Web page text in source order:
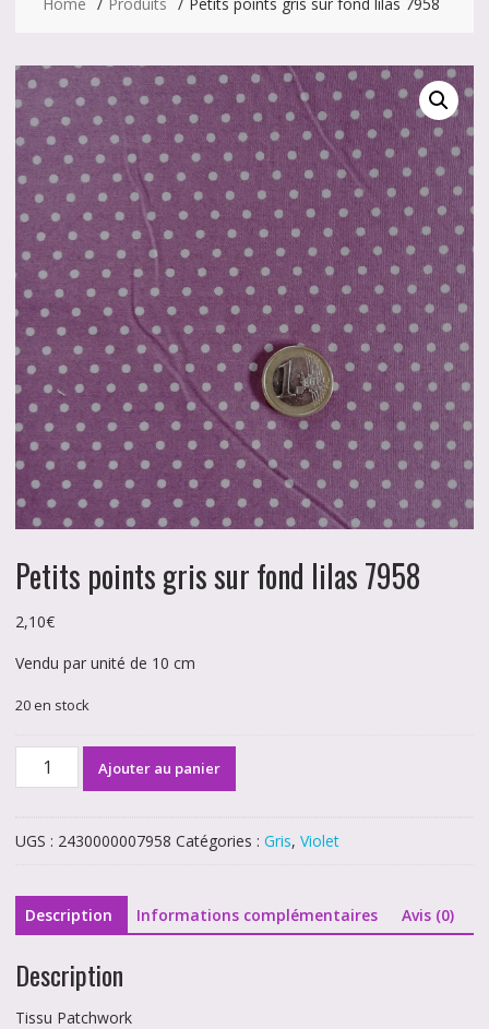
Petits points gris sur fond lilas 7958
2,10€
Vendu par unité de 10 cm
20 en stock
quantité
gris
fond
lilas
Ajouter au panier
UGS : 2430000007958 Catégories : Gris, Violet
Description Informations complémentaires Avis (0)
Description
Tissu Patchwork